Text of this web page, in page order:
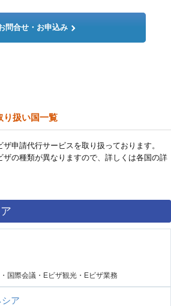
問合せ・お申込み
り扱い国一覧
申請代行サービスを取り扱っております。
ザの種類が異なりますので、詳しくは各国の詳
国際会議・Eビザ観光・Eビザ業務
ア